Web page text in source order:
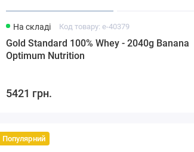
На складі Код товару: e-40379
Gold Standard 100% Whey - 2040g Banana
Optimum Nutrition
5421 грн.
Популярний